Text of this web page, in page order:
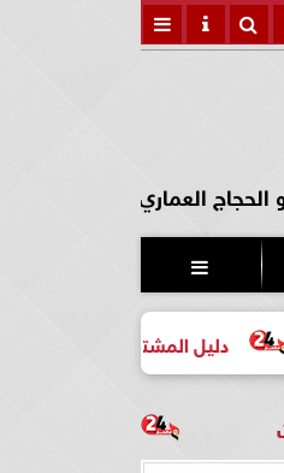
الحجاج العماري

لأول مرة لاختيار مشروع